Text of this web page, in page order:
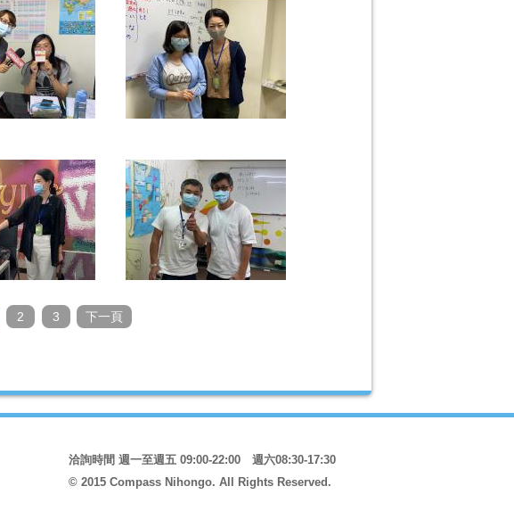
2 3 下一頁
洽詢時間 週一至週五 09:00-22:00 週六08:30-17:30
© 2015 Compass Nihongo. All Rights Reserved.